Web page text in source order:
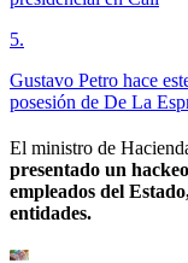
5.
Gustavo Petro hace
posesión de De La
El ministro de
presentado un
empleados del
entidades.